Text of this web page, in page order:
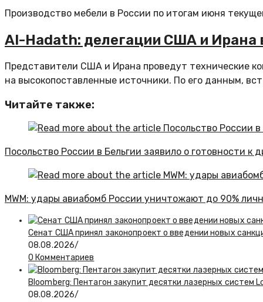
Производство мебели в России по итогам июня
Al-Hadath: делегации США и Ирана
Представители США и Ирана проведут технические
на высокопоставленные источники. По его данным,
Читайте также:
Посольство России в Бельгии заявило о готовности к
MWM: удары авиабомб России уничтожают до 90%
Сенат США принял законопроект о введении новых
08.08.2026/
0 Комментариев
Bloomberg: Пентагон закупит десятки лазерных систем
08.08.2026/